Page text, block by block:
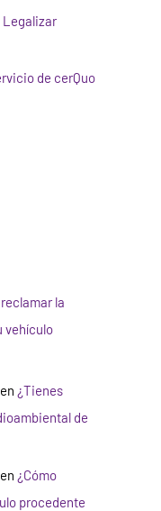
Legalizar
de cerQuo
la
vehículo
en ¿Tienes
de
en ¿Cómo
procedente